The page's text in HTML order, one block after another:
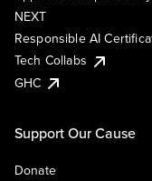
NEXT
Responsible AI
Tech Collabs
GHC
Support Our Cause
Donate